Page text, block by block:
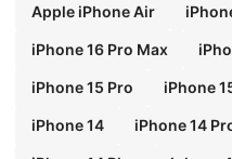
Apple iPhone Air
iPhone 16 Pro Max
iPhone 15 Pro iPhone
iPhone 14 iPhone 14